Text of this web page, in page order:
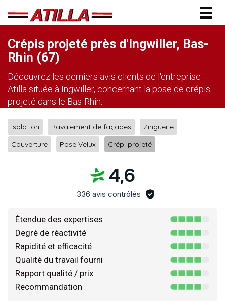
Crépis projeté près d'Ingwiller, Bas-
Rhin (67)
Découvrez les derniers avis clients de l'entreprise
Atilla située à Ingwiller, concernant la pose de crépis
projeté dans le Bas-Rhin.
Isolation Ravalement de façades
Zinguerie
Couverture
Pose Velux Crépi projeté
4,6
336 avis contrôlés
Étendue des expertises
Degré de réactivité
Rapidité et efficacité
Qualité du travail fourni
Rapport qualité / prix
Recommandation